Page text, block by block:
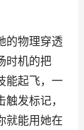
的物理穿透
时机的把
能起飞，一
发标记，
就能用她在